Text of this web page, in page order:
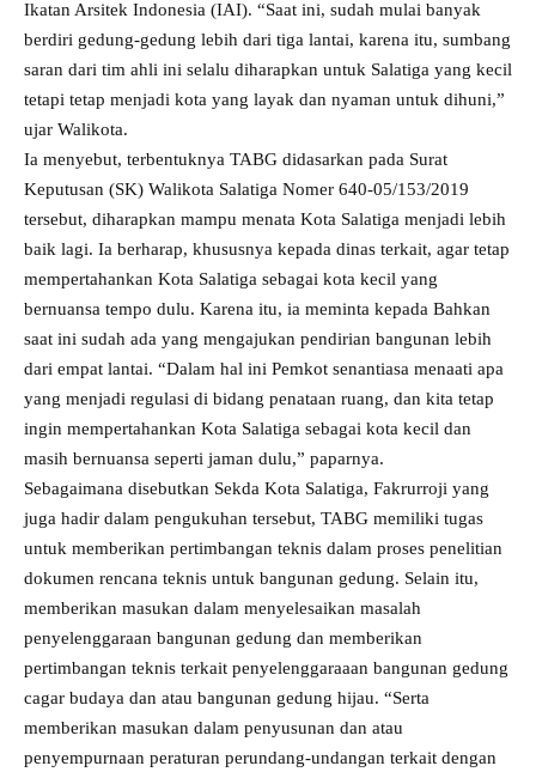
Ikatan Arsitek Indonesia (IAI). “Saat ini, sudah mulai banyak
berdiri gedung-gedung lebih dari tiga lantai, karena itu, sumbang
saran dari tim ahli ini selalu diharapkan untuk Salatiga yang kecil
tetapi tetap menjadi kota yang layak dan nyaman untuk dihuni,”
ujar Walikota.
Ia menyebut, terbentuknya TABG didasarkan pada Surat
Keputusan (SK) Walikota Salatiga Nomer 640-05/153/2019
tersebut, diharapkan mampu menata Kota Salatiga menjadi lebih
baik lagi. Ia berharap, khususnya kepada dinas terkait, agar tetap
mempertahankan Kota Salatiga sebagai kota kecil yang
bernuansa tempo dulu. Karena itu, ia meminta kepada Bahkan
saat ini sudah ada yang mengajukan pendirian bangunan lebih
dari empat lantai. “Dalam hal ini Pemkot senantiasa menaati apa
yang menjadi regulasi di bidang penataan ruang, dan kita tetap
ingin mempertahankan Kota Salatiga sebagai kota kecil dan
masih bernuansa seperti jaman dulu,” paparnya.
Sebagaimana disebutkan Sekda Kota Salatiga, Fakrurroji yang
juga hadir dalam pengukuhan tersebut, TABG memiliki tugas
untuk memberikan pertimbangan teknis dalam proses penelitian
dokumen rencana teknis untuk bangunan gedung. Selain itu,
memberikan masukan dalam menyelesaikan masalah
penyelenggaraan bangunan gedung dan memberikan
pertimbangan teknis terkait penyelenggaraaan bangunan gedung
cagar budaya dan atau bangunan gedung hijau. “Serta
memberikan masukan dalam penyusunan dan atau
penyempurnaan peraturan perundang-undangan terkait dengan